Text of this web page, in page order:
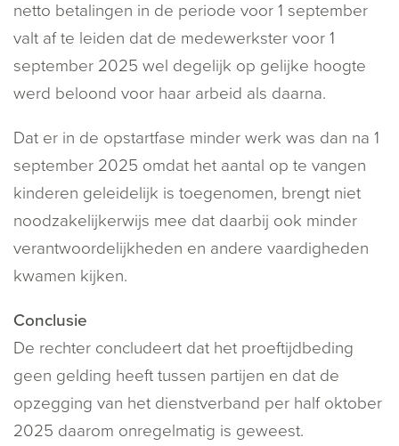
netto betalingen in de periode voor 1 september
valt af te leiden dat de medewerkster voor 1
september 2025 wel degelijk op gelijke hoogte
werd beloond voor haar arbeid als daarna.
Dat er in de opstartfase minder werk was dan na 1
september 2025 omdat het aantal op te vangen
kinderen geleidelijk is toegenomen, brengt niet
noodzakelijkerwijs mee dat daarbij ook minder
verantwoordelijkheden en andere vaardigheden
kwamen kijken.
Conclusie
De rechter concludeert dat het proeftijdbeding
geen gelding heeft tussen partijen en dat de
opzegging van het dienstverband per half oktober
2025 daarom onregelmatig is geweest.